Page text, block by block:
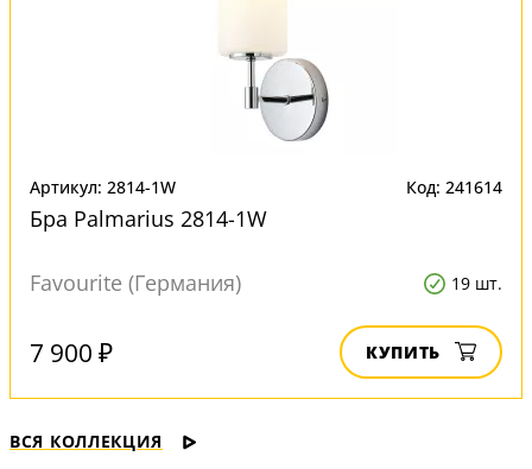
Артикул: 2814-1W Код: 241614
Бра Palmarius 2814-1W
Favourite (Германия) 19 шт.
7 900 ₽ КУПИТЬ
ВСЯ КОЛЛЕКЦИЯ